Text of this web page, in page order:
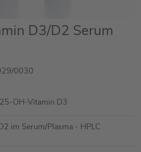
D3/D2 Serum
0030
OH-Vitamin D3
im Serum/Plasma - HPLC